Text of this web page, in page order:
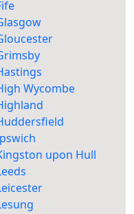
Wycombe
upon Hull